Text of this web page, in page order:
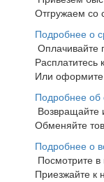
Отгружаем со
Подробнее о
Оплачивайте
Расплатитесь
Или оформите
Подробнее об
Возвращайте
Обменяйте
Подробнее о
Посмотрите
Приезжайте к